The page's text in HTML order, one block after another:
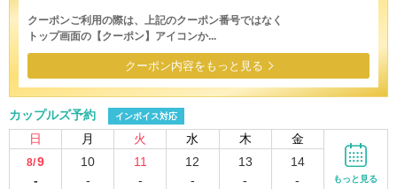
クーポンご利用の際は、上記のクーポン番号ではなく
トップ画面の【クーポン】アイコンか...
クーポン内容をもっと見る
カップルズ予約 インボイス対応
日 月 火 水 木 金
8/9
-
10
-
11
-
12
-
13
-
14
-
もっと見る